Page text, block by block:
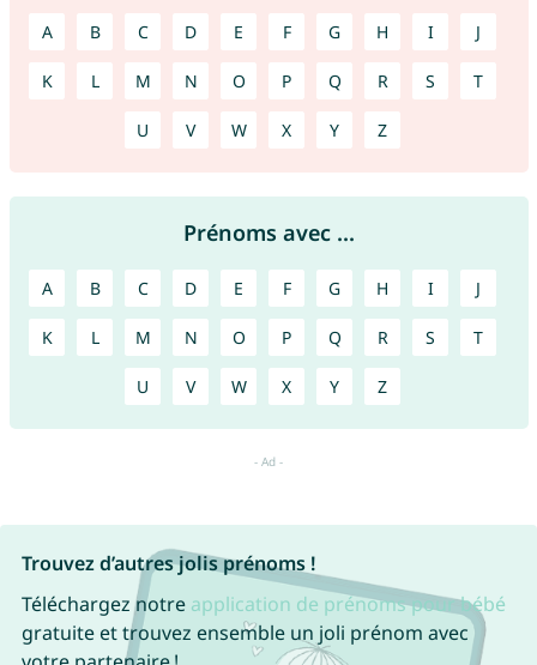
A B C D E F G H I J
K L M N O P Q R S T
U V W X Y Z
Prénoms avec ...
A B C D E F G H I J
K L M N O P Q R S T
U V W X Y Z
Trouvez d’autres jolis prénoms !
Téléchargez notre application de prénoms pour bébé
gratuite et trouvez ensemble un joli prénom avec